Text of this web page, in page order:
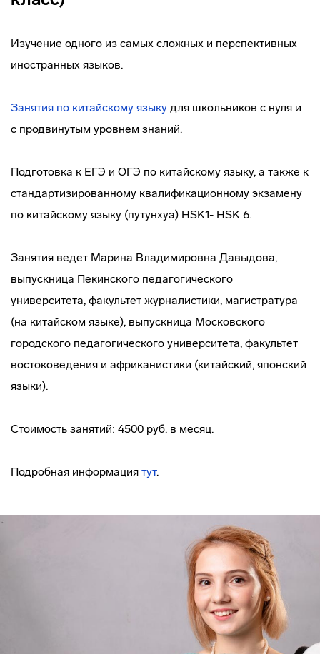
Изучение одного из самых сложных и перспективных
иностранных языков.
Занятия по китайскому языку для школьников с нуля и
с продвинутым уровнем знаний.
Подготовка к ЕГЭ и ОГЭ по китайскому языку, а также к
стандартизированному квалификационному экзамену
по китайскому языку (путунхуа) HSK1- HSK 6.
Занятия ведет Марина Владимировна Давыдова,
выпускница Пекинского педагогического
университета, факультет журналистики, магистратура
(на китайском языке), выпускница Московского
городского педагогического университета, факультет
востоковедения и африканистики (китайский, японский
языки).
Стоимость занятий: 4500 руб. в месяц.
Подробная информация тут.